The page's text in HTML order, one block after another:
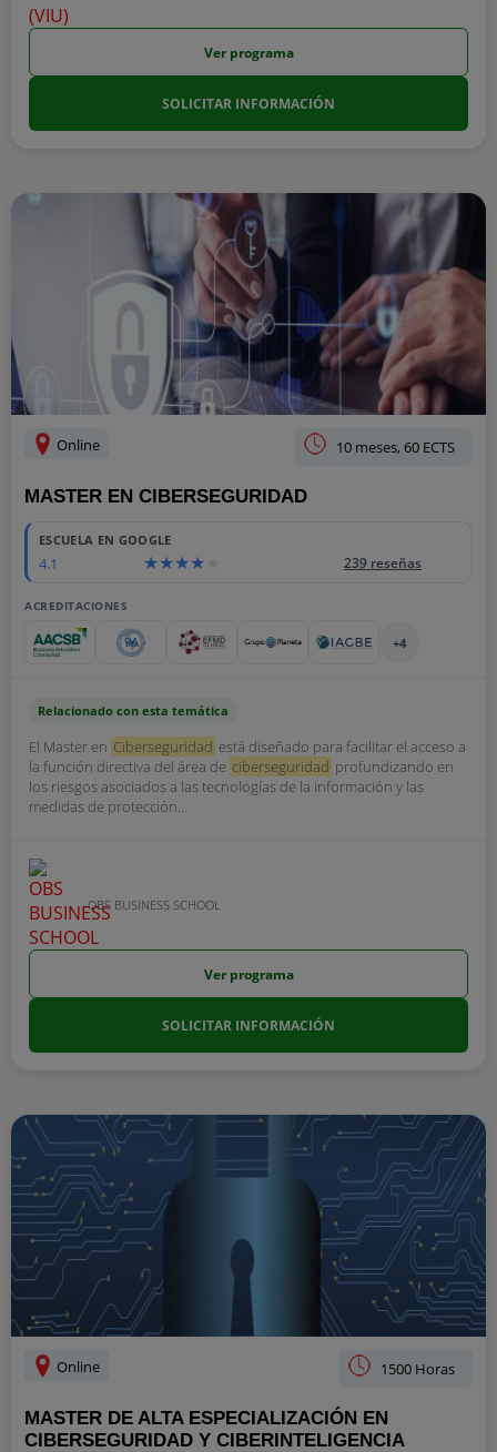
Ver programa
SOLICITAR INFORMACIÓN
Online 10 meses, 60 ECTS
MASTER EN CIBERSEGURIDAD
ESCUELA EN GOOGLE
4.1 239 reseñas
ACREDITACIONES
+4
Relacionado con esta temática
El Master en Ciberseguridad está diseñado para facilitar el acceso a
la función directiva del área de ciberseguridad profundizando en
los riesgos asociados a las tecnologías de la información y las
medidas de protección...
OBS BUSINESS SCHOOL
Ver programa
SOLICITAR INFORMACIÓN
Online 1500 Horas
MASTER DE ALTA ESPECIALIZACIÓN EN
CIBERSEGURIDAD Y CIBERINTELIGENCIA